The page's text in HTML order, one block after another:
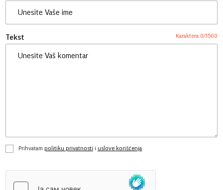
Tekst Karaktera:0/1500
Prihvatam politiku privatnosti i uslove korišćenja